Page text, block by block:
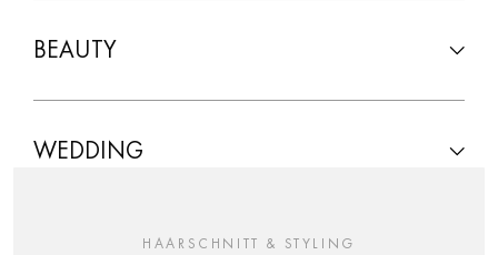
BEAUTY
WEDDING
HAARSCHNITT & STYLING